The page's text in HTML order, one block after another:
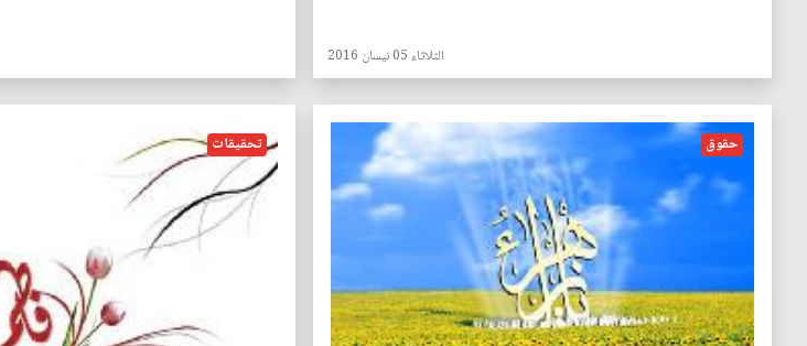
الثلاثاء 05 نيسان 2016
حقوق تحقيقات